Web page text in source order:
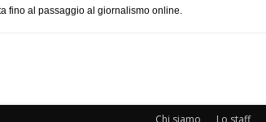
fino al passaggio al giornalismo online.
Chi siamo Lo staff